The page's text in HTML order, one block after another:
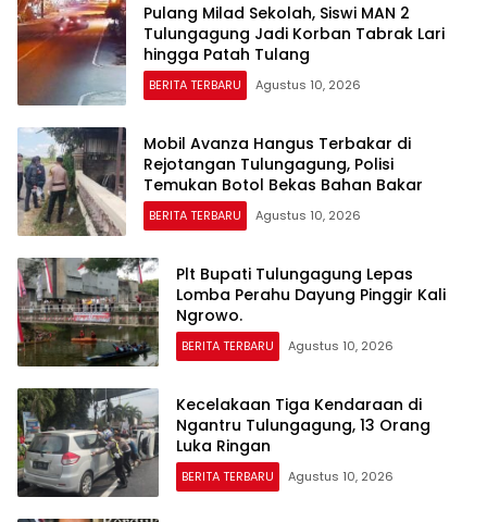
Pulang Milad Sekolah, Siswi MAN 2
Tulungagung Jadi Korban Tabrak Lari
hingga Patah Tulang
BERITA TERBARU Agustus 10, 2026
Mobil Avanza Hangus Terbakar di
Rejotangan Tulungagung, Polisi
Temukan Botol Bekas Bahan Bakar
BERITA TERBARU Agustus 10, 2026
Plt Bupati Tulungagung Lepas
Lomba Perahu Dayung Pinggir Kali
Ngrowo.
BERITA TERBARU Agustus 10, 2026
Kecelakaan Tiga Kendaraan di
Ngantru Tulungagung, 13 Orang
Luka Ringan
BERITA TERBARU Agustus 10, 2026